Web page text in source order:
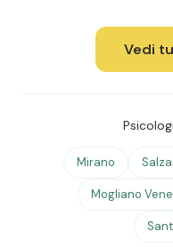
Vedi
Mirano
Mogliano